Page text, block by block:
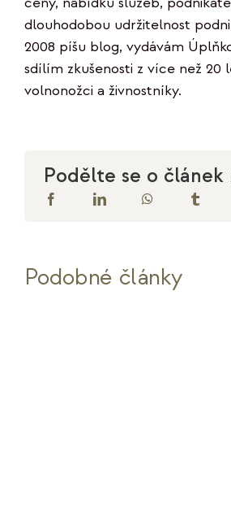
dlouhodobou udržitelnost
2008 píšu blog, vydávám
sdílím zkušenosti z více než 20
volnonožci a živnostníky.
Podělte se o článek
Podobné články